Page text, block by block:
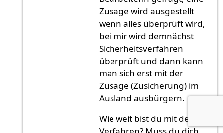
Zusage wird ausgestellt
wenn alles überprüft wird,
bei mir wird demnächst
Sicherheitsverfahren
überprüft und dann kann
man sich erst mit der
Zusage (Zusicherung) im
Ausland ausbürgern.
Wie weit bist du mit dem